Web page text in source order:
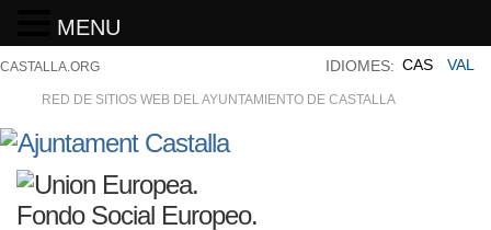
CASTALLA.ORG
RED DE SITIOS WEB DEL AYUNTAMIENTO DE CASTALLA
IDIOMES: CAS VAL
MENU